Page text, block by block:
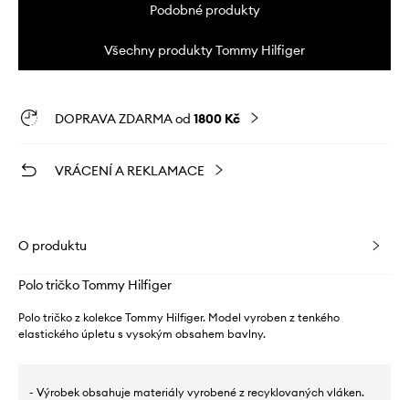
Podobné produkty
Všechny produkty Tommy Hilfiger
DOPRAVA ZDARMA od 1800 Kč
VRÁCENÍ A REKLAMACE
O produktu
Polo tričko Tommy Hilfiger
Polo tričko z kolekce Tommy Hilfiger. Model vyroben z tenkého
elastického úpletu s vysokým obsahem bavlny.
- Výrobek obsahuje materiály vyrobené z recyklovaných vláken.